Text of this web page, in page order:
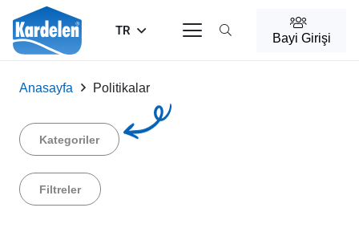
TR
Bayi Girişi
Anasayfa Politikalar
Kategoriler
Filtreler